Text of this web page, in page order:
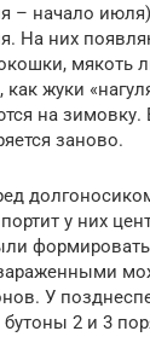
– начало
На них
мякоть
жуки
на
заново.
у них
У
2 и 3